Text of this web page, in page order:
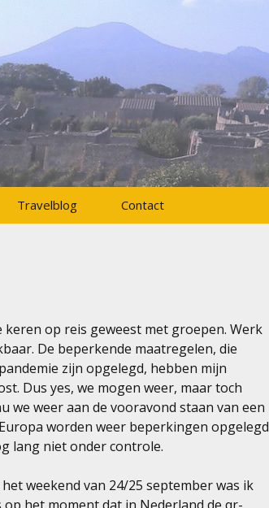
Travelblog Contact
op reis geweest met groepen. Werk
De beperkende maatregelen, die
zijn opgelegd, hebben mijn
Dus yes, we mogen weer, maar toch
we weer aan de vooravond staan van een
worden weer beperkingen opgelegd
lang niet onder controle.
weekend van 24/25 september was ik